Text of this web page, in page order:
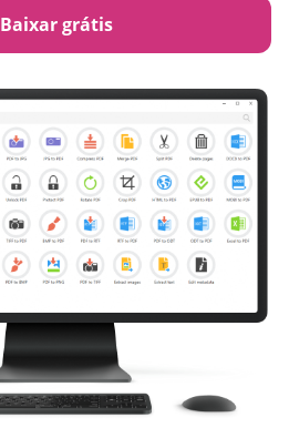
Baixar grátis